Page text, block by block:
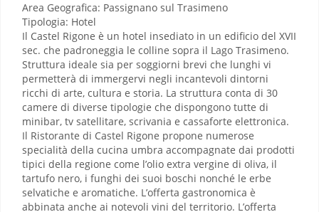
Area Geografica: Passignano sul Trasimeno
Tipologia: Hotel
Il Castel Rigone è un hotel insediato in un edificio del XVII
sec. che padroneggia le colline sopra il Lago Trasimeno.
Struttura ideale sia per soggiorni brevi che lunghi vi
permetterà di immergervi negli incantevoli dintorni
ricchi di arte, cultura e storia. La struttura conta di 30
camere di diverse tipologie che dispongono tutte di
minibar, tv satellitare, scrivania e cassaforte elettronica.
Il Ristorante di Castel Rigone propone numerose
specialità della cucina umbra accompagnate dai prodotti
tipici della regione come l’olio extra vergine di oliva, il
tartufo nero, i funghi dei suoi boschi nonché le erbe
selvatiche e aromatiche. L’offerta gastronomica è
abbinata anche ai notevoli vini del territorio. L’offerta